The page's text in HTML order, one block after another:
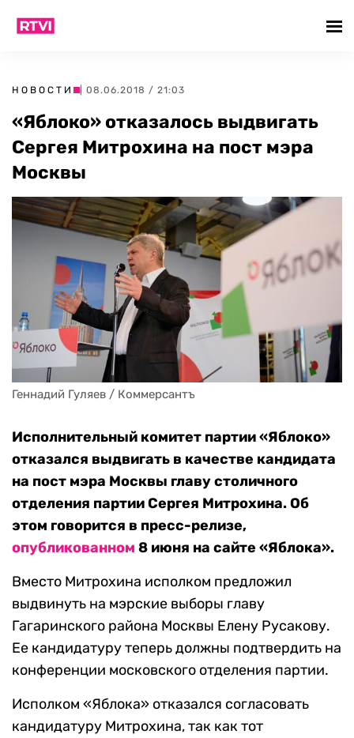
НОВОСТИ | 08.06.2018 / 21:03
«Яблоко» отказалось выдвигать
Сергея Митрохина на пост мэра
Москвы
Геннадий Гуляев / Коммерсантъ
Исполнительный комитет партии «Яблоко»
отказался выдвигать в качестве кандидата
на пост мэра Москвы главу столичного
отделения партии Сергея Митрохина. Об
этом говорится в пресс-релизе,
опубликованном 8 июня на сайте «Яблока».
Вместо Митрохина исполком предложил
выдвинуть на мэрские выборы главу
Гагаринского района Москвы Елену Русакову.
Ее кандидатуру теперь должны подтвердить на
конференции московского отделения партии.
Исполком «Яблока» отказался согласовать
кандидатуру Митрохина, так как тот